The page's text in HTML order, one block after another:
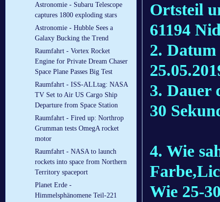
Astronomie - Subaru Telescope
captures 1800 exploding stars
Astronomie - Hubble Sees a
Galaxy Bucking the Trend
Raumfahrt - Vortex Rocket
Engine for Private Dream Chaser
Space Plane Passes Big Test
Raumfahrt - ISS-ALLtag: NASA
TV Set to Air US Cargo Ship
Departure from Space Station
Raumfahrt - Fired up: Northrop
Grumman tests OmegA rocket
motor
Raumfahrt - NASA to launch
rockets into space from Northern
Territory spaceport
Planet Erde -
Himmelsphänomene Teil-221
Ortsteil
61194
2.
3. Dauer
30
4. Wie
Wie 25-